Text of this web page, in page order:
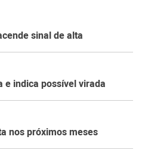
sinal de alta
e indica possível virada
nos próximos meses